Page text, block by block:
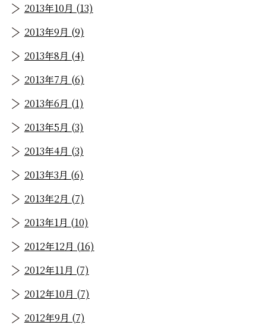
2013年10月 (13)
2013年9月 (9)
2013年8月 (4)
2013年7月 (6)
2013年6月 (1)
2013年5月 (3)
2013年4月 (3)
2013年3月 (6)
2013年2月 (7)
2013年1月 (10)
2012年12月 (16)
2012年11月 (7)
2012年10月 (7)
2012年9月 (7)